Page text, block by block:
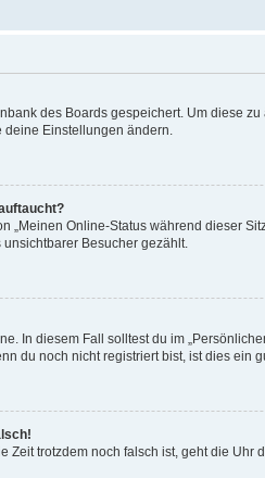
des Boards gespeichert. Um diese
Einstellungen ändern.
Online-Status während dieser
Besucher gezählt.
In diesem Fall solltest du im
du noch nicht registriert bist, ist dies ein
trotzdem noch falsch ist, geht die